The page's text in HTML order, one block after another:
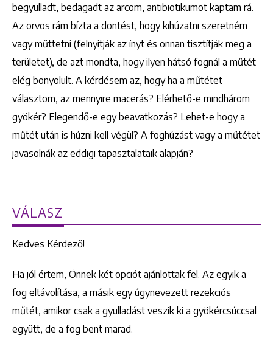
begyulladt, bedagadt az arcom, antibiotikumot kaptam rá.
Az orvos rám bízta a döntést, hogy kihúzatni szeretném
vagy műttetni (felnyitják az ínyt és onnan tisztítják meg a
területet), de azt mondta, hogy ilyen hátsó fognál a műtét
elég bonyolult. A kérdésem az, hogy ha a műtétet
választom, az mennyire macerás? Elérhető-e mindhárom
gyökér? Elegendő-e egy beavatkozás? Lehet-e hogy a
műtét után is húzni kell végül? A foghúzást vagy a műtétet
javasolnák az eddigi tapasztalataik alapján?
VÁLASZ
Kedves Kérdező!
Ha jól értem, Önnek két opciót ajánlottak fel. Az egyik a
fog eltávolítása, a másik egy úgynevezett rezekciós
műtét, amikor csak a gyulladást veszik ki a gyökércsúccsal
együtt, de a fog bent marad.